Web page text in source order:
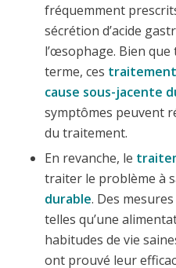
fréquemment
sécrétion d’acide
l’œsophage. Bien
terme, ces
cause sous-jacente
symptômes peuvent
du traitement.
En revanche, le
traiter le problème à
durable. Des
telles qu’une
habitudes de vie
ont prouvé leur